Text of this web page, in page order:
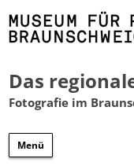
Das
Fotografie im
Menü
Zum
springen